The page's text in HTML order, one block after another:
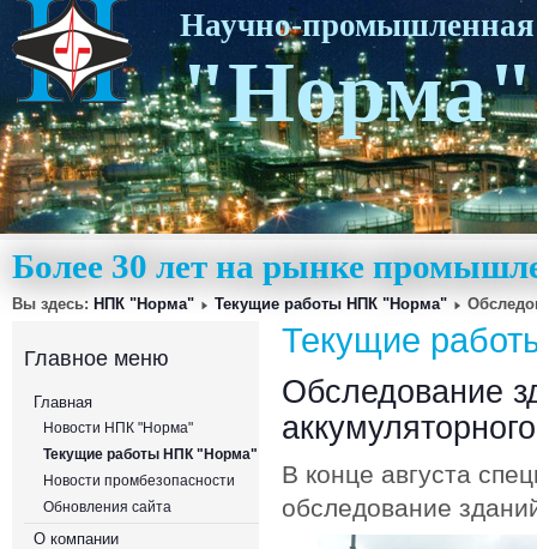
Научно-
"Норма"
Более 30 лет на рынке
Вы здесь: НПК "Норма" Текущие работы НПК "Норма"
Главное меню
Главная
Новости НПК "Норма"
Текущие работы НПК "Норма"
Новости промбезопасности
Обновления сайта
О компании
Текущие
Обследование
В конце августа
обследование